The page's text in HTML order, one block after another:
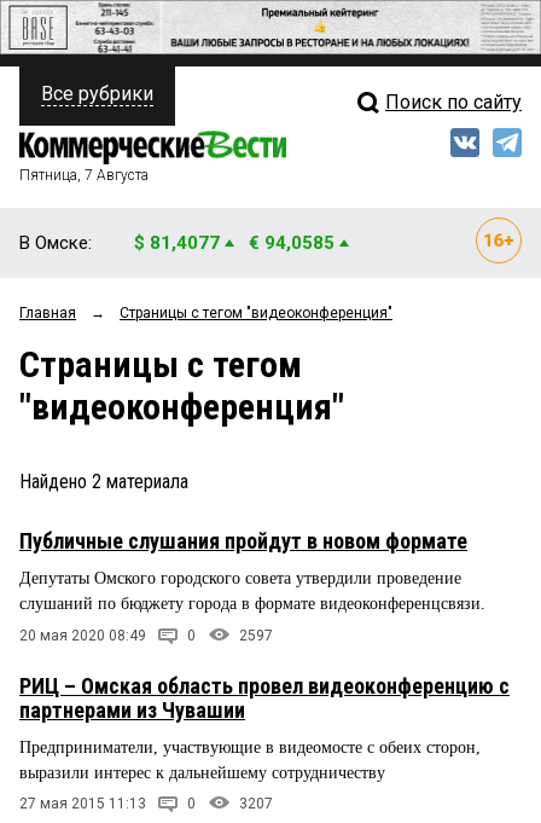
ПОЛИТИКА
ФИНАНСЫ
ОБЩЕСТВО
ЗАКОН
НОВОСТИ КОМПАНИЙ
ПРОИСШЕСТВИЯ
СТИЛЬ ЖИЗНИ
Свежий выпуск
Мнения
Блоги
Все рубрики Поиск по сайту
Пятница, 7 Августа
В Омске: $ 81,4077 € 94,0585
Главная → Страницы c тегом "видеоконференция"
Страницы c тегом
"видеоконференция"
Найдено 2 материала
Публичные слушания пройдут в новом формате
Депутаты Омского городского совета утвердили проведение
слушаний по бюджету города в формате видеоконференцсвязи.
20 мая 2020 08:49 0 2597
РИЦ – Омская область провел видеоконференцию с
партнерами из Чувашии
Предприниматели, участвующие в видеомосте с обеих сторон,
выразили интерес к дальнейшему сотрудничеству
27 мая 2015 11:13 0 3207